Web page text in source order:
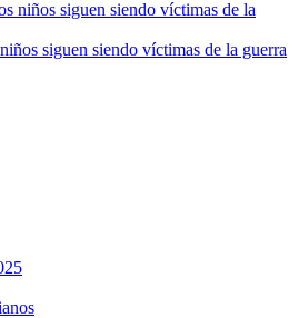
siguen siendo víctimas de la guerra